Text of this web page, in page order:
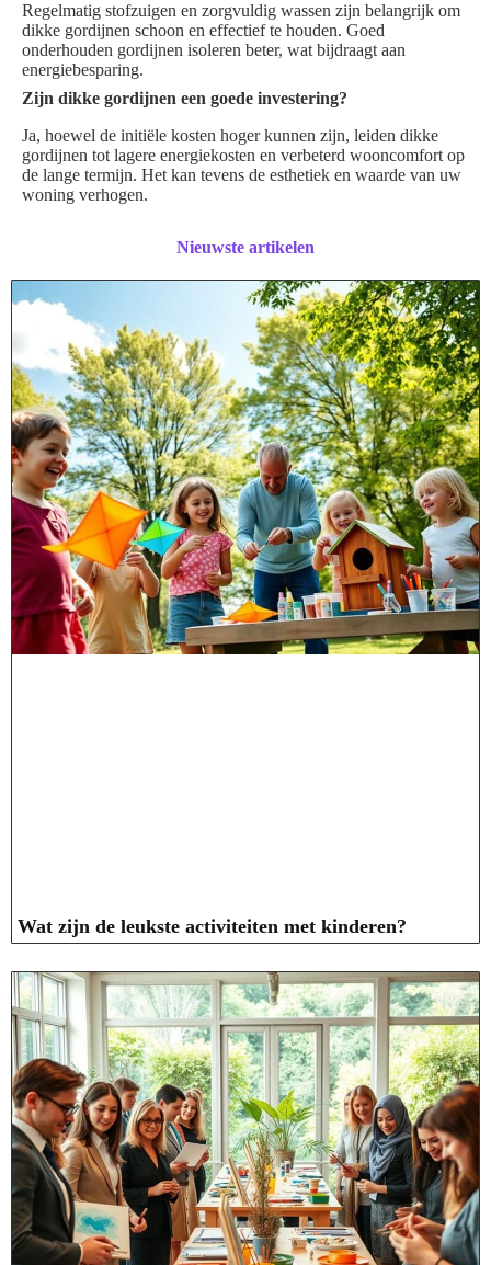
Regelmatig stofzuigen en zorgvuldig wassen zijn belangrijk om
dikke gordijnen schoon en effectief te houden. Goed
onderhouden gordijnen isoleren beter, wat bijdraagt aan
energiebesparing.
Zijn dikke gordijnen een goede investering?
Ja, hoewel de initiële kosten hoger kunnen zijn, leiden dikke
gordijnen tot lagere energiekosten en verbeterd wooncomfort op
de lange termijn. Het kan tevens de esthetiek en waarde van uw
woning verhogen.
Nieuwste artikelen
Wat zijn de leukste activiteiten met kinderen?